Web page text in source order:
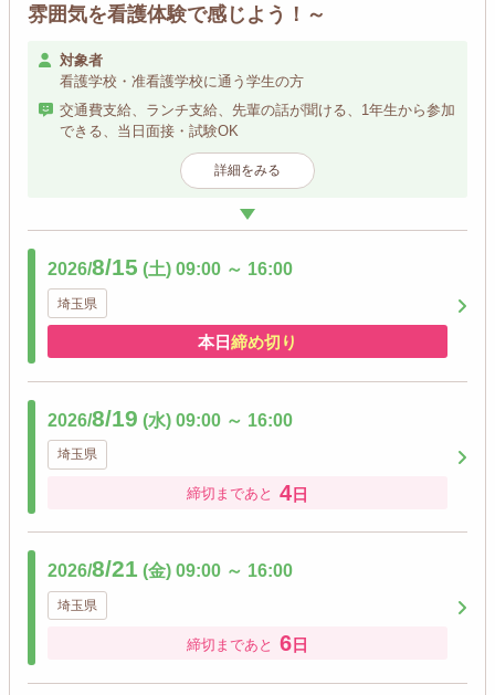
雰囲気を看護体験で感じよう！～
対象者
看護学校・准看護学校に通う学生の方
交通費支給、ランチ支給、先輩の話が聞ける、1年生から参加
できる、当日面接・試験OK
詳細をみる
2026/8/15 (土) 09:00 ～ 16:00
埼玉県
本日締め切り
2026/8/19 (水) 09:00 ～ 16:00
埼玉県
締切まであと 4日
2026/8/21 (金) 09:00 ～ 16:00
埼玉県
締切まであと 6日